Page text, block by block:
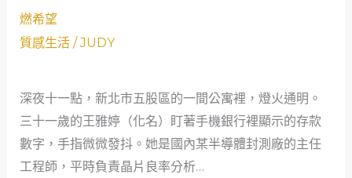
一
位
照
服
員
的
燃希望
質感生活/JUDY
深夜十一點，新北市五股區的一間公寓裡，燈火通明。
三十一歲的王雅婷（化名）盯著手機銀行裡顯示的存款
數字，手指微微發抖。她是國內某半導體封測廠的主任
工程師，平時負責晶片良率分析…
救
一
位
半
導